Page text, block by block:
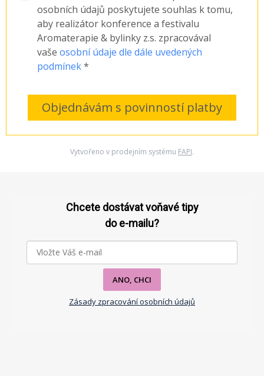
osobních údajů poskytujete souhlas k tomu,
aby realizátor konference a festivalu
Aromaterapie & bylinky z.s. zpracovával
vaše osobní údaje dle dále uvedených
podmínek*
Objednávám s povinností platby
Vytvořeno v prodejním systému FAPI.
Chcete dostávat voňavé tipy
do e-mailu?
ANO, CHCI
Zásady zpracování osobních údajů